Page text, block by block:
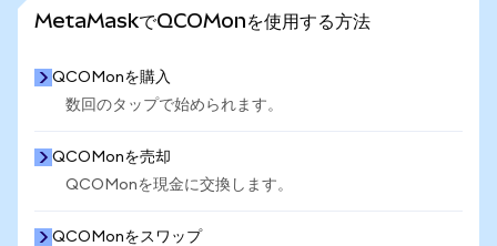
MetaMaskでQCOMonを使用する方法
QCOMonを購入
数回のタップで始められます。
QCOMonを売却
QCOMonを現金に交換します。
QCOMonをスワップ